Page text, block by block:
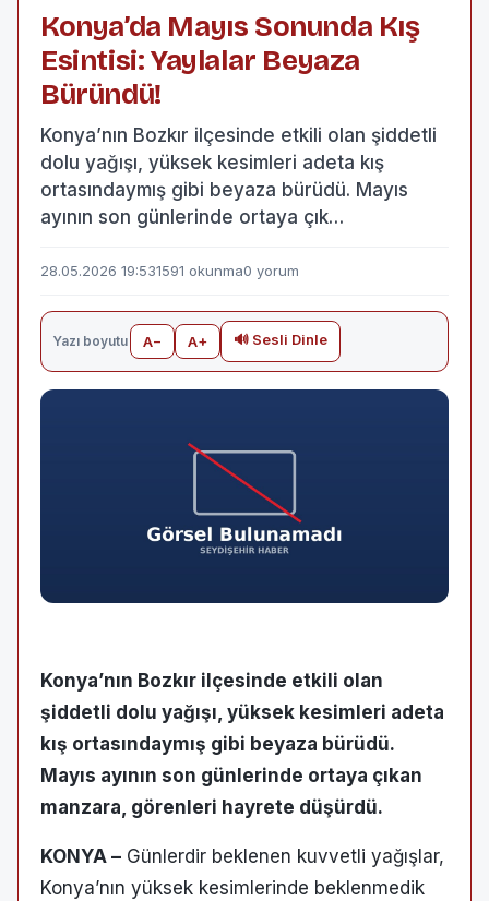
Konya’da Mayıs Sonunda Kış
Esintisi: Yaylalar Beyaza
Büründü!
Konya’nın Bozkır ilçesinde etkili olan şiddetli
dolu yağışı, yüksek kesimleri adeta kış
ortasındaymış gibi beyaza bürüdü. Mayıs
ayının son günlerinde ortaya çık…
28.05.2026 19:531591 okunma0 yorum
Yazı boyutu A− A+ 🔊 Sesli Dinle
Konya’nın Bozkır ilçesinde etkili olan
şiddetli dolu yağışı, yüksek kesimleri adeta
kış ortasındaymış gibi beyaza bürüdü.
Mayıs ayının son günlerinde ortaya çıkan
manzara, görenleri hayrete düşürdü.
KONYA – Günlerdir beklenen kuvvetli yağışlar,
Konya’nın yüksek kesimlerinde beklenmedik